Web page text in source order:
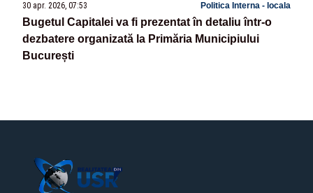
30 apr. 2026, 07:53 Politica Interna - locala
Bugetul Capitalei va fi prezentat în detaliu într-o
dezbatere organizată la Primăria Municipiului
București